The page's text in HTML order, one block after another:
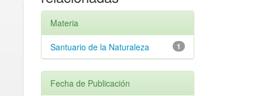
Materia
1
Santuario de la Naturaleza
Fecha de Publicación